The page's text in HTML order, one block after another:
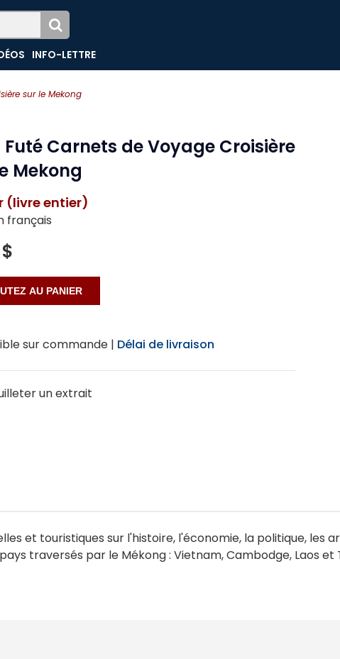
sur le Mekong
INFO-LETTRE
Futé Carnets de Voyage Croisière
Mekong
(livre entier)
français
sur commande | Délai de livraison
un extrait
et touristiques sur l'histoire, l'économie, la politique, les
traversés par le Mékong : Vietnam, Cambodge, Laos